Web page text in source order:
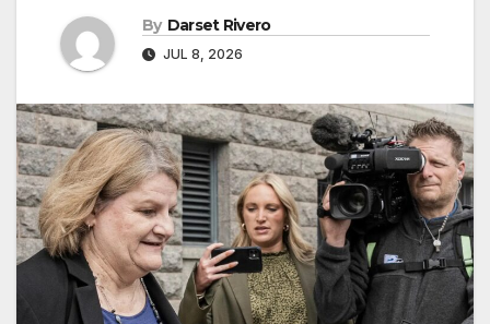
By Darset Rivero
JUL 8, 2026